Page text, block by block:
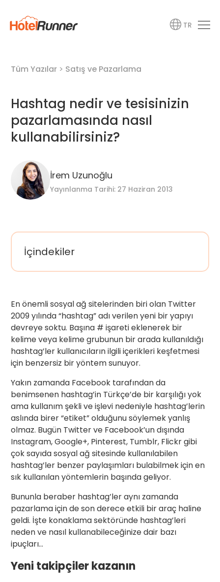
TR
Tüm Yazılar > Satış ve Pazarlama
Hashtag nedir ve tesisinizin
pazarlamasında nasıl
kullanabilirsiniz?
İrem Uzunoğlu
Yayınlanma Tarihi: 27 Haziran 2013
İçindekiler
En önemli sosyal ağ sitelerinden biri olan Twitter
2009 yılında “hashtag” adı verilen yeni bir yapıyı
devreye soktu. Başına # işareti eklenerek bir
kelime veya kelime grubunun bir arada kullanıldığı
hashtag’ler kullanıcıların ilgili içerikleri keşfetmesi
için benzersiz bir yöntem sunuyor.
Yakın zamanda Facebook tarafından da
benimsenen hashtag’in Türkçe’de bir karşılığı yok
ama kullanım şekli ve işlevi nedeniyle hashtag’lerin
aslında birer “etiket” olduğunu söylemek yanlış
olmaz. Bugün Twitter ve Facebook’un dışında
Instagram, Google+, Pinterest, Tumblr, Flickr gibi
çok sayıda sosyal ağ sitesinde kullanılabilen
hashtag’ler benzer paylaşımları bulabilmek için en
sık kullanılan yöntemlerin başında geliyor.
Bununla beraber hashtag’ler aynı zamanda
pazarlama için de son derece etkili bir araç haline
geldi. İşte konaklama sektöründe hashtag’leri
neden ve nasıl kullanabileceğinize dair bazı
ipuçları…
Yeni takipçiler kazanın